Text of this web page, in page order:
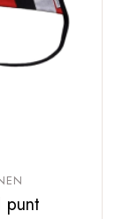
punt